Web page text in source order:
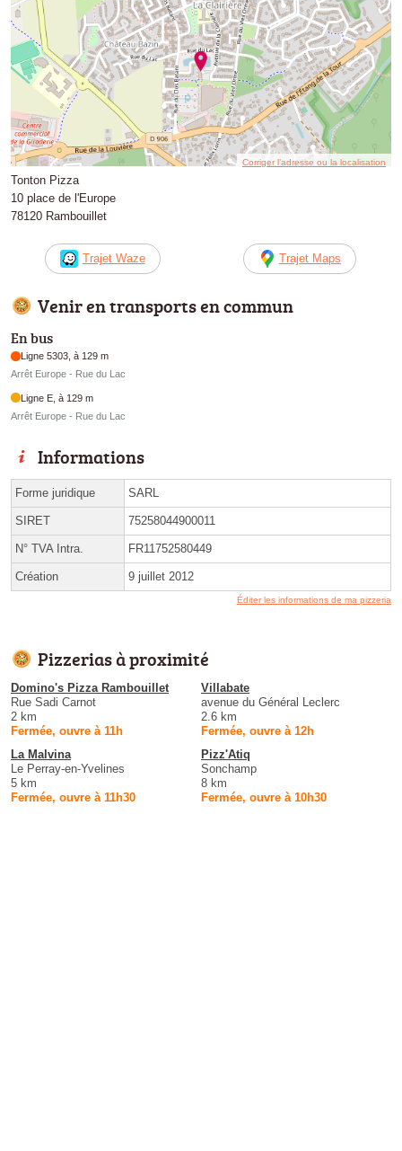
Corriger l’adresse ou la localisation
Tonton Pizza
10 place de l'Europe
78120 Rambouillet
Trajet Waze Trajet Maps
Venir en transports en commun
En bus
Ligne 5303, à 129 m
Arrêt Europe - Rue du Lac
Ligne E, à 129 m
Arrêt Europe - Rue du Lac
Informations
Forme juridique SARL
SIRET 75258044900011
N° TVA Intra. FR11752580449
Création 9 juillet 2012
Éditer les informations de ma pizzeria
Pizzerias à proximité
Domino's Pizza Rambouillet
Rue Sadi Carnot
2 km
Fermée, ouvre à 11h
Villabate
avenue du Général Leclerc
2.6 km
Fermée, ouvre à 12h
La Malvina
Le Perray-en-Yvelines
5 km
Fermée, ouvre à 11h30
Pizz'Atiq
Sonchamp
8 km
Fermée, ouvre à 10h30